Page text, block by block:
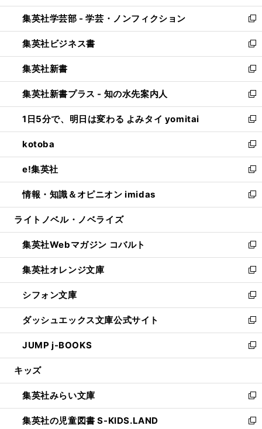
開
く
ウ
で
開
く
ン
ド
ウ
で
開
く
ウ
ィ
ン
ド
ウ
で
開
く
集英社学芸部 - 学芸・ノンフィクション
新
し
い
ウ
ィ
ン
ド
ウ
で
開
く
集英社ビジネス書
新
し
い
ウ
ィ
ン
ド
ウ
で
開
く
集英社新書
新
し
い
ウ
ィ
ン
ド
ウ
で
開
く
集英社新書プラス - 知の水先案内人
新
し
い
ウ
ィ
ン
ド
ウ
で
開
1日5分で、明日は変わる よみタイ yomitai
新
し
い
ウ
ィ
ン
ド
ウ
開
く
kotoba
新
し
い
ウ
ィ
ン
ウ
で
開
く
e!集英社
新
し
い
ウ
ン
ド
ウ
で
開
く
情報・知識＆オピニオン imidas
新
し
ウ
ィ
ン
ド
ウ
で
開
く
ライトノベル・ノベライズ
集英社Webマガジン コバルト
新
し
い
ウ
ィ
ン
ド
ウ
で
開
集英社オレンジ文庫
新
し
い
ウ
ィ
ン
ド
ウ
開
く
シフォン文庫
新
し
い
ウ
ィ
ン
ウ
で
開
く
ダッシュエックス文庫公式サイト
新
し
い
ウ
ン
ド
ウ
で
JUMP j-BOOKS
新
し
ウ
ィ
ン
ド
キッズ
集英社みらい文庫
新
し
い
集英社の児童図書 S-KIDS.LAND
新